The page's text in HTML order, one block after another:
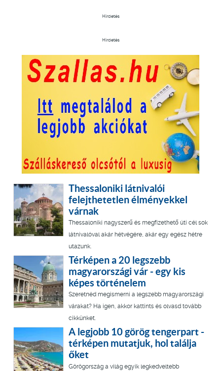
Hirdetés
Hirdetés
Thessaloniki látnivalói
felejthetetlen élményekkel
várnak
Thessaloniki nagyszerű és megfizethető úti cél sok
látnivalóval akár hétvégére, akár egy egész hétre
utazunk.
Térképen a 20 legszebb
magyarországi vár - egy kis
képes történelem
Szeretnéd megismerni a legszebb magyarországi
várakat? Ha igen, akkor kattints és olvasd tovább
cikkünket.
A legjobb 10 görög tengerpart -
térképen mutatjuk, hol találja
őket
Görögország a világ egyik legkedveltebb